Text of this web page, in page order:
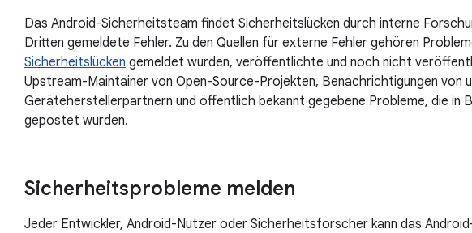
Das Android-Sicherheitsteam findet Sicherheitslücken durch interne
Dritten gemeldete Fehler. Zu den Quellen für externe Fehler gehören
Sicherheitslücken gemeldet wurden, veröffentlichte und noch nicht
Upstream-Maintainer von Open-Source-Projekten, Benachrichtigungen von
Geräteherstellerpartnern und öffentlich bekannt gegebene Probleme, die in
gepostet wurden.
Sicherheitsprobleme melden
Jeder Entwickler, Android-Nutzer oder Sicherheitsforscher kann das